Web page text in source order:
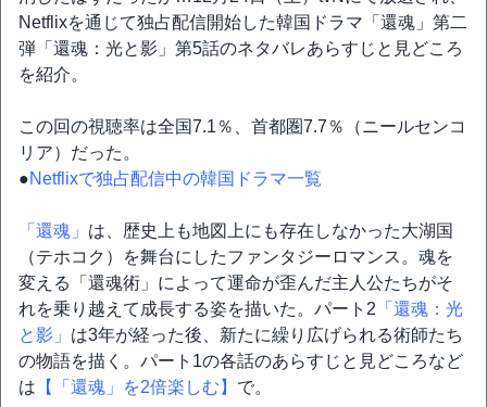
Netflixを通じて独占配信開始した韓国ドラマ「還魂」第二
弾「還魂：光と影」第5話のネタバレあらすじと見どころ
を紹介。
この回の視聴率は全国7.1％、首都圏7.7％（ニールセンコ
リア）だった。
●Netflixで独占配信中の韓国ドラマ一覧
「還魂」 は、歴史上も地図上にも存在しなかった大湖国
（テホコク）を舞台にしたファンタジーロマンス。魂を
変える「還魂術」によって運命が歪んだ主人公たちがそ
れを乗り越えて成長する姿を描いた。パート2 「還魂：光
と影」 は3年が経った後、新たに繰り広げられる術師たち
の物語を描く。パート1の各話のあらすじと見どころなど
は 【「還魂」を2倍楽しむ】 で。